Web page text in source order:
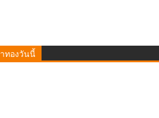
ทองวันนี้